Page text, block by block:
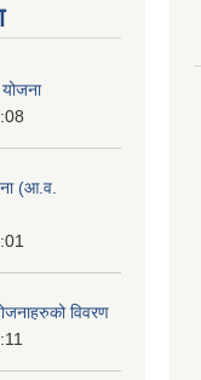
(आ.व.
विवरण